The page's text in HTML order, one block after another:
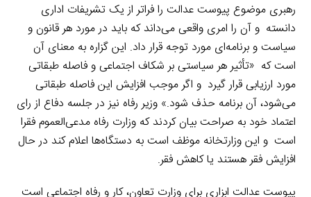
رهبری موضوع پیوست عدالت را فراتر از یک تشریفات اداری
دانسته و آن را امری واقعی می‌داند که باید در مورد هر قانون و
سیاست و برنامه‌ای مورد توجه قرار داد. این گزاره به معنای آن
است که «تأثیر هر سیاستی بر شکاف اجتماعی و فاصله طبقاتی
مورد ارزیابی قرار گیرد و اگر موجب افزایش این فاصله طبقاتی
می‌شود، آن برنامه حذف شود.» وزیر رفاه نیز در جلسه دفاع از رای
اعتماد خود به صراحت بیان کردند که وزارت رفاه مدعی‌العموم فقرا
است و این وزارتخانه موظف است به دستگاه‌ها اعلام کند در حال
افزایش فقر هستند یا کاهش فقر.
پیوست عدالت ابزاری برای وزارت تعاون، کار و رفاه اجتماعی است